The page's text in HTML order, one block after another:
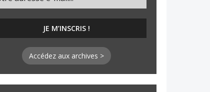
Accédez aux archives >